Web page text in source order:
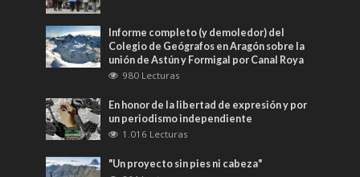
Informe completo (y demoledor) del
Colegio de Geógrafos en Aragón sobre la
unión de Astún y Formigal por Canal Roya
980 Lecturas
En honor de la libertad de expresión y por
un periodismo independiente
1.016 Lecturas
"Un proyecto sin pies ni cabeza"